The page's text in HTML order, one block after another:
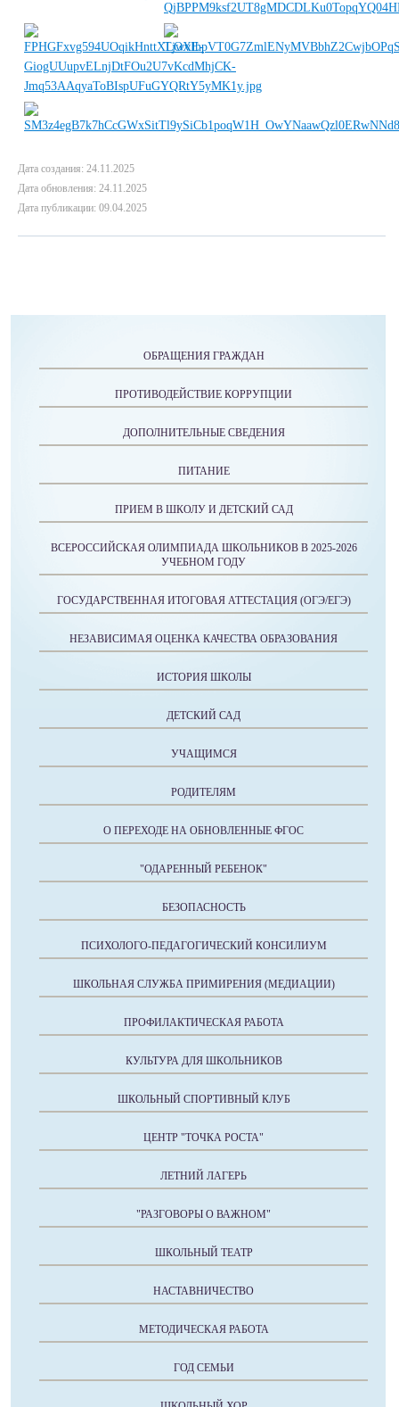
Дата создания: 24.11.2025
Дата обновления: 24.11.2025
Дата публикации: 09.04.2025
ОБРАЩЕНИЯ ГРАЖДАН
ПРОТИВОДЕЙСТВИЕ КОРРУПЦИИ
ДОПОЛНИТЕЛЬНЫЕ СВЕДЕНИЯ
ПИТАНИЕ
ПРИЕМ В ШКОЛУ И ДЕТСКИЙ САД
ВСЕРОССИЙСКАЯ ОЛИМПИАДА ШКОЛЬНИКОВ В 2025-2026
УЧЕБНОМ ГОДУ
ГОСУДАРСТВЕННАЯ ИТОГОВАЯ АТТЕСТАЦИЯ (ОГЭ/ЕГЭ)
НЕЗАВИСИМАЯ ОЦЕНКА КАЧЕСТВА ОБРАЗОВАНИЯ
ИСТОРИЯ ШКОЛЫ
ДЕТСКИЙ САД
УЧАЩИМСЯ
РОДИТЕЛЯМ
О ПЕРЕХОДЕ НА ОБНОВЛЕННЫЕ ФГОС
"ОДАРЕННЫЙ РЕБЕНОК"
БЕЗОПАСНОСТЬ
ПСИХОЛОГО-ПЕДАГОГИЧЕСКИЙ КОНСИЛИУМ
ШКОЛЬНАЯ СЛУЖБА ПРИМИРЕНИЯ (МЕДИАЦИИ)
ПРОФИЛАКТИЧЕСКАЯ РАБОТА
КУЛЬТУРА ДЛЯ ШКОЛЬНИКОВ
ШКОЛЬНЫЙ СПОРТИВНЫЙ КЛУБ
ЦЕНТР "ТОЧКА РОСТА"
ЛЕТНИЙ ЛАГЕРЬ
"РАЗГОВОРЫ О ВАЖНОМ"
ШКОЛЬНЫЙ ТЕАТР
НАСТАВНИЧЕСТВО
МЕТОДИЧЕСКАЯ РАБОТА
ГОД СЕМЬИ